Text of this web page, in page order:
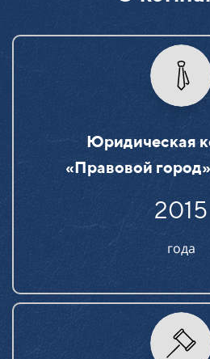
Юридическая
«Правовой
2015
года